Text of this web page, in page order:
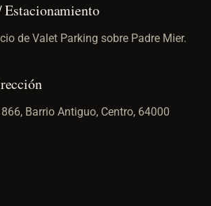
de Valet Parking sobre Padre Mier.
Barrio Antiguo, Centro, 64000